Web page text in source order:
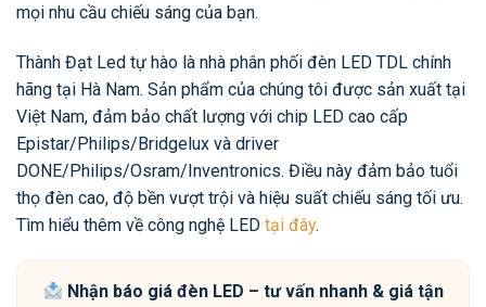
mọi nhu cầu chiếu sáng của bạn.
Thành Đạt Led tự hào là nhà phân phối đèn LED TDL chính
hãng tại Hà Nam. Sản phẩm của chúng tôi được sản xuất tại
Việt Nam, đảm bảo chất lượng với chip LED cao cấp
Epistar/Philips/Bridgelux và driver
DONE/Philips/Osram/Inventronics. Điều này đảm bảo tuổi
thọ đèn cao, độ bền vượt trội và hiệu suất chiếu sáng tối ưu.
Tìm hiểu thêm về công nghệ LED tại đây.
Nhận báo giá đèn LED – tư vấn nhanh & giá tận